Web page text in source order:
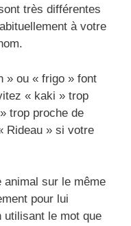
très différentes
à votre
» ou « frigo » font
« kaki » trop
trop proche de
Rideau » si votre
sur le même
pour lui
utilisant le mot que